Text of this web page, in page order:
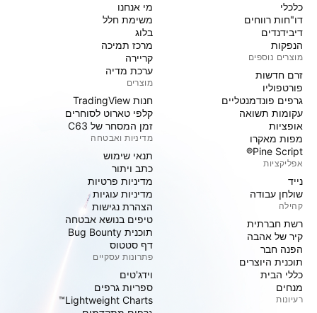
כלכלי
דו"חות רווחים
דיבידנדים
הנפקות
מוצרים נוספים
זרם חדשות
פורטפוליו
גרפים פונדמנטליים
עקומות תשואה
אופציות
מפות מאקרו
Pine Script®
אפליקציות
נייד
שולחן עבודה
קהילה
רשת חברתית
קיר של אהבה
הפנה חבר
תוכנית היוצרים
כללי הבית
מנחים
רעיונות
מי אנחנו
משימת חלל
בלוג
מרכז תמיכה
קריירה
ערכת מדיה
מוצרים
חנות TradingView
קלפי טארוט לסוחרים
זמן המסחר של C63
מדיניות ואבטחה
תנאי שימוש
כתב ויתור
מדיניות פרטיות
מדיניות עוגיות
הצהרת נגישות
טיפים בנושא אבטחה
תוכנית Bug Bounty
דף סטטוס
פתרונות עסקיים
וידג'טים
ספריות גרפים
Lightweight Charts™